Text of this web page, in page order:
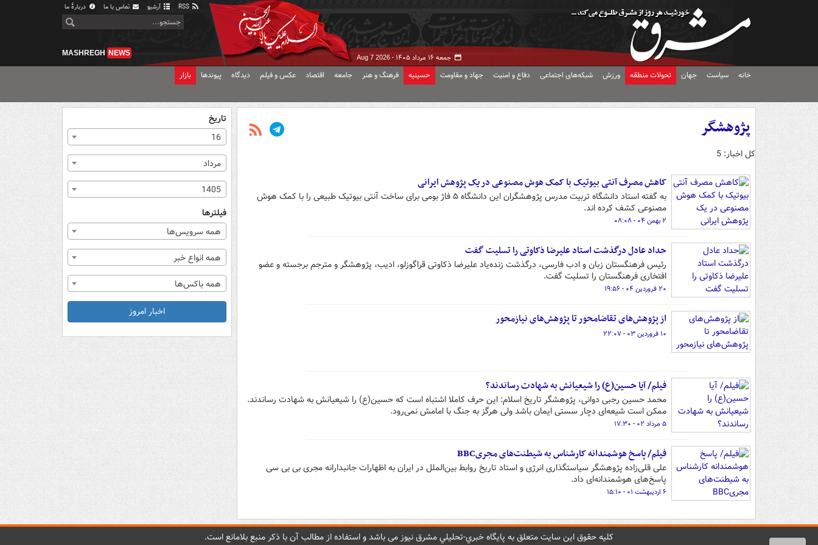
آرشیو تماس با ما دربارهٔ ما
جمعه ۱۶ مرداد ۱۴۰۵ - Aug 7 2026
MASHREGH NEWS
خانه سیاست جهان تحولات منطقه ورزش شبکه‌های اجتماعی دفاع و امنیت جهاد و مقاومت حسینیه فرهنگ و هنر جامعه اقتصاد عکس و فیلم دیدگاه پیوندها بازار
پژوهشگر
کل اخبار: 5
کاهش مصرف آنتی بیوتیک با کمک هوش مصنوعی در یک‌ پژوهش ایرانی
به گفته استاد دانشگاه تربیت مدرس پژوهشگران این دانشگاه ۵ فاژ بومی برای ساخت آنتی بیوتیک طبیعی را با کمک هوش
مصنوعی کشف کرده اند.
۲ بهمن ۰۴ - ۰۸:۰۸
حداد عادل درگذشت استاد علیرضا ذکاوتی را تسلیت گفت
رئیس فرهنگستان زبان و ادب فارسی، درگذشت زنده‌یاد علیرضا ذکاوتی قراگوزلو، ادیب، پژوهشگر و مترجم برجسته و عضو
افتخاری فرهنگستان را تسلیت گفت.
۲۰ فروردین ۰۴ - ۱۹:۵۶
از پژوهش‌های تقاضامحور تا پژوهش‌های نیازمحور
۱۰ فروردین ۰۳ - ۲۲:۰۷
فیلم/ آیا حسین(ع) را شیعیانش به شهادت رساندند؟
محمد حسین رجبی دوانی، پژوهشگر تاریخ اسلام: این حرف کاملا اشتباه است که حسین(ع) را شیعیانش به شهادت رساندند.
ممکن است شیعه‌ای دچار سستی ایمان باشد ولی هرگز به جنگ با امامش نمی‌رود.
۵ مرداد ۰۲ - ۱۷:۳۰
فیلم/ پاسخ‌ هوشمندانه کارشناس به شیطنت‌های مجریBBC
علی قلی‌زاده پژوهشگر سیاستگذاری انرژی و استاد تاریخ روابط بین‌الملل در ایران به اظهارات جانبدارانه مجری بی بی سی
پاسخ‌های هوشمندانه‌ای داد.
۶ اردیبهشت ۰۱ - ۱۵:۱۰
تاریخ
16
مرداد
1405
فیلترها
همه سرویس‌ها
همه انواع خبر
همه باکس‌ها
اخبار امروز
کليه حقوق اين سايت متعلق به پایگاه خبري-تحليلي مشرق نيوز می باشد و استفاده از مطالب آن با ذکر منبع بلامانع است.